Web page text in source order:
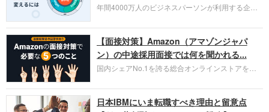
年間4000万人のビジネスパーソンが利用する企業
お勧めするイチオシ企業をご紹介します。今回はク
ラウド型CRMプラットフォームを提供する
HubSpot Japan（ハブスポット・ジャパン）株式会
社です。採用面接対策の企業研究にご活用くださ
い。
【面接対策】Amazon（アマゾンジャパ
ン）の中途採用面接では何を聞かれる...
国内シェアNo.1を誇る総合オンラインストアを運
圧倒的な存在感を持つAmazon。中途採用面接では
過去の具体的な業務成果やリーダーシップの発揮、
日本IBMにいま転職すべき理由と留意点